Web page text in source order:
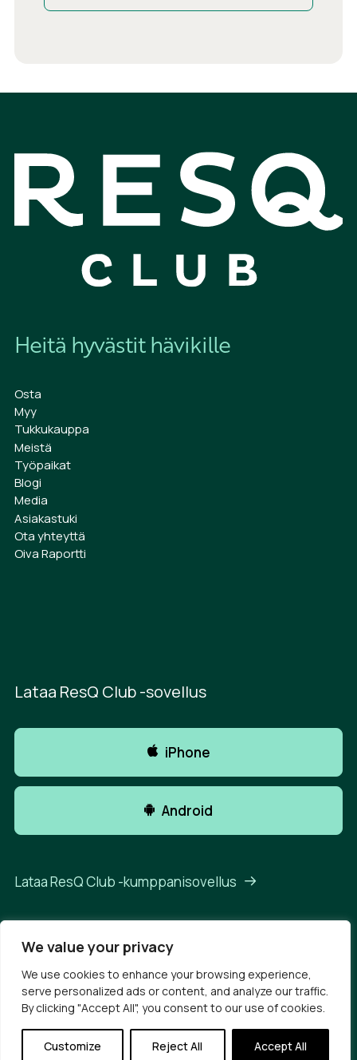
We value your privacy
We use cookies to enhance your browsing experience,
serve personalized ads or content, and analyze our traffic.
By clicking "Accept All", you consent to our use of cookies.
Customize Reject All Accept All
Heitä hyvästit hävikille
Osta
Myy
Tukkukauppa
Meistä
Työpaikat
Blogi
Media
Asiakastuki
Ota yhteyttä
Oiva Raportti
Lataa ResQ Club -sovellus
iPhone
Android
Lataa ResQ Club -kumppanisovellus
© 2026 ResQ Club.All rights reserved
Tietosuojaseloste
Käyttöehdot